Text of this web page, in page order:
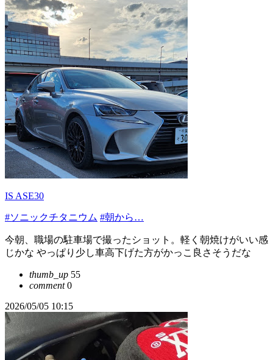
IS ASE30
#ソニックチタニウム #朝から…
今朝、職場の駐車場で撮ったショット。軽く朝焼けがいい感
じかな やっぱり少し車高下げた方がかっこ良さそうだな
thumb_up 55
comment0
2026/05/05 10:15